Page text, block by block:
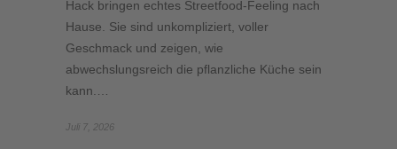
Hack bringen echtes Streetfood-Feeling nach
Hause. Sie sind unkompliziert, voller
Geschmack und zeigen, wie
abwechslungsreich die pflanzliche Küche sein
kann.…
Juli 7, 2026